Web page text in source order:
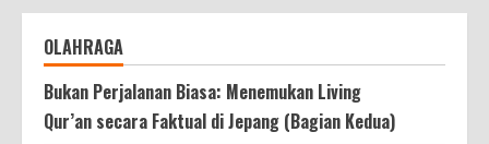
OLAHRAGA
Bukan Perjalanan Biasa: Menemukan Living
Qur’an secara Faktual di Jepang (Bagian Kedua)